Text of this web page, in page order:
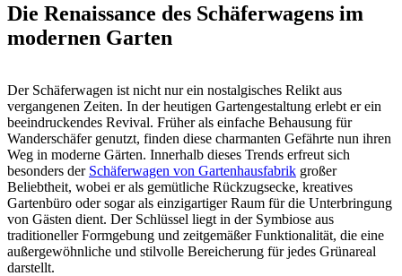
Die Renaissance des Schäferwagens im
modernen Garten
Der Schäferwagen ist nicht nur ein nostalgisches Relikt aus
vergangenen Zeiten. In der heutigen Gartengestaltung erlebt er ein
beeindruckendes Revival. Früher als einfache Behausung für
Wanderschäfer genutzt, finden diese charmanten Gefährte nun ihren
Weg in moderne Gärten. Innerhalb dieses Trends erfreut sich
besonders der Schäferwagen von Gartenhausfabrik großer
Beliebtheit, wobei er als gemütliche Rückzugsecke, kreatives
Gartenbüro oder sogar als einzigartiger Raum für die Unterbringung
von Gästen dient. Der Schlüssel liegt in der Symbiose aus
traditioneller Formgebung und zeitgemäßer Funktionalität, die eine
außergewöhnliche und stilvolle Bereicherung für jedes Grünareal
darstellt.